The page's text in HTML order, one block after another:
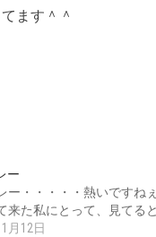
ます＾＾
ー
ー・・・・・熱いですね
来た私にとって、見てる
月12日